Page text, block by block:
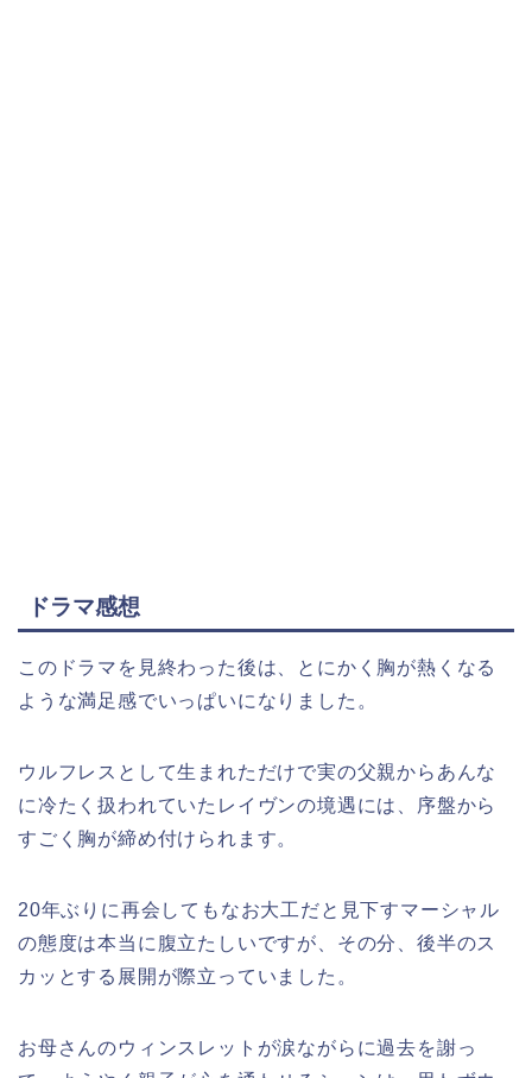
ドラマ感想
このドラマを見終わった後は、とにかく胸が熱くなる
ような満足感でいっぱいになりました。
ウルフレスとして生まれただけで実の父親からあんな
に冷たく扱われていたレイヴンの境遇には、序盤から
すごく胸が締め付けられます。
20年ぶりに再会してもなお大工だと見下すマーシャル
の態度は本当に腹立たしいですが、その分、後半のス
カッとする展開が際立っていました。
お母さんのウィンスレットが涙ながらに過去を謝っ